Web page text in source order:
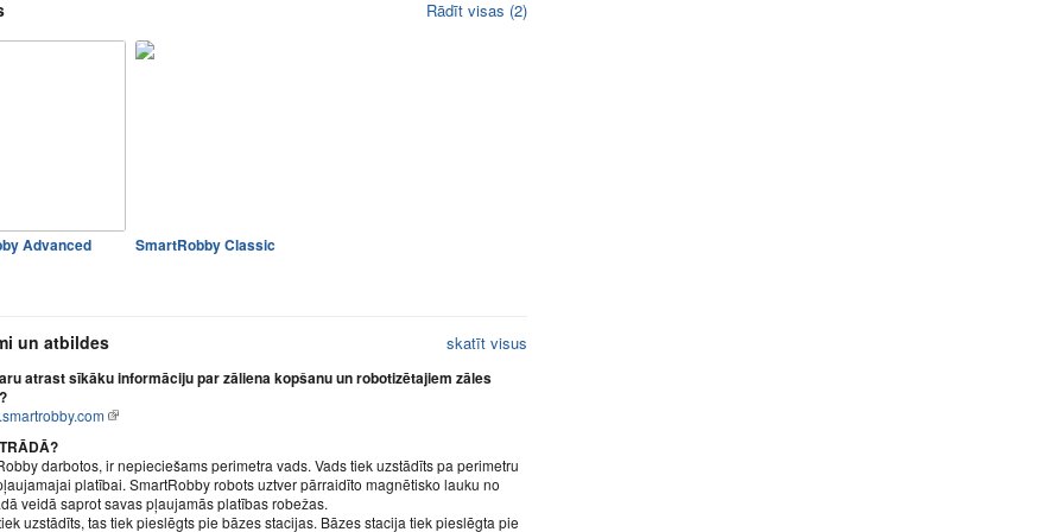
Rādīt visas (2)
Advanced SmartRobby Classic
un atbildes skatīt visus
atrast sīkāku informāciju par zāliena kopšanu un robotizētajiem zāles
darbotos, ir nepieciešams perimetra vads. Vads tiek uzstādīts pa perimetru
platībai. SmartRobby robots uztver pārraidīto magnētisko lauku no
veidā saprot savas pļaujamās platības robežas.
uzstādīts, tas tiek pieslēgts pie bāzes stacijas. Bāzes stacija tiek pieslēgta pie